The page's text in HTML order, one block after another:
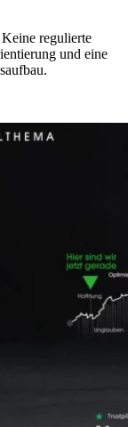
regulierte
und eine